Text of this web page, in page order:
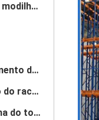
Sistema do tormento do modilhão
Sistema de rádio do tormento da canela
Sistema estreito mesmo do racking do corredor
Movimentação no sistema do tormento